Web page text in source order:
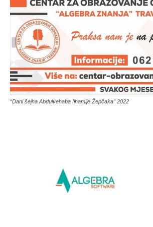
“Dani šejha Abdulvehaba Ilhamije Žepčaka” 2022